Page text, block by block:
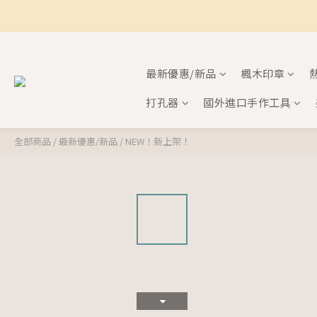
最新優惠/新品 楓木印章
打孔器
國外進口手作工具
全部商品 /最新優惠/新品 / NEW！新上架！